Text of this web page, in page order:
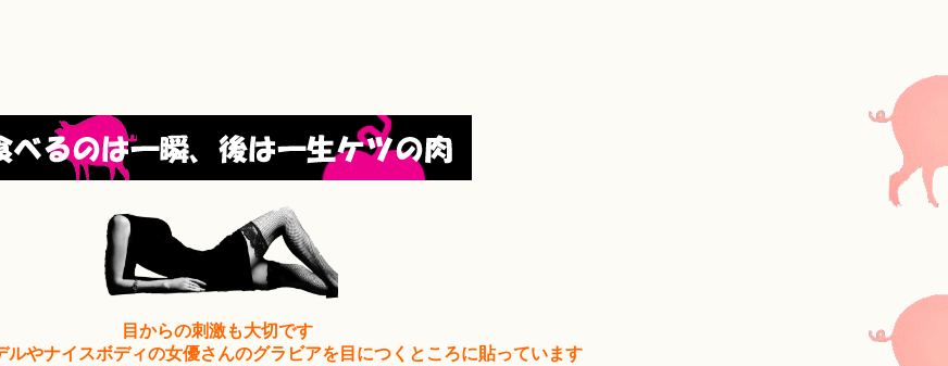
目からの刺激も大切です
ルやナイスボディの女優さんのグラビアを目につくところに貼っています